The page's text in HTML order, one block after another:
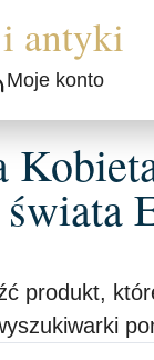
Moje konto
produkt,